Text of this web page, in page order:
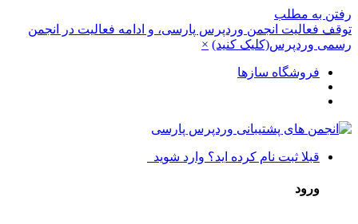
رفتن به مطلب
توقف فعالیت انجمن وردپرس پارسی، و ادامه فعالیت در انجمن
رسمی وردپرس(کلیک کنید) ×
فروشگاه سازها
قبلا ثبت نام کرده اید؟ وارد شوید
ورود